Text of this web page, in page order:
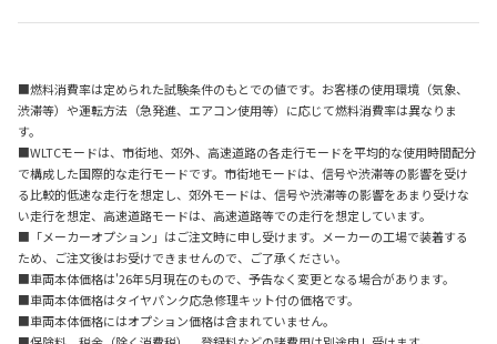
■燃料消費率は定められた試験条件のもとでの値です。お客様の使用環境（気象、
渋滞等）や運転方法（急発進、エアコン使用等）に応じて燃料消費率は異なりま
す。
■WLTCモードは、市街地、郊外、高速道路の各走行モードを平均的な使用時間配分
で構成した国際的な走行モードです。市街地モードは、信号や渋滞等の影響を受け
る比較的低速な走行を想定し、郊外モードは、信号や渋滞等の影響をあまり受けな
い走行を想定、高速道路モードは、高速道路等での走行を想定しています。
■「メーカーオプション」はご注文時に申し受けます。メーカーの工場で装着する
ため、ご注文後はお受けできませんので、ご了承ください。
■車両本体価格は'26年5月現在のもので、予告なく変更となる場合があります。
■車両本体価格はタイヤパンク応急修理キット付の価格です。
■車両本体価格にはオプション価格は含まれていません。